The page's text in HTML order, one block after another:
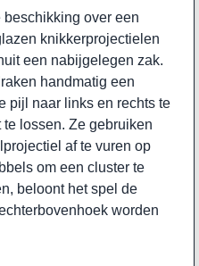
beschikking over een
knikkerprojectielen
een nabijgelegen zak.
handmatig een
pijl naar links en rechts te
te lossen. Ze gebruiken
af te vuren op
om een cluster te
beloont het spel de
worden